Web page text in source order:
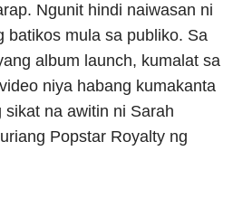
Ngunit hindi naiwasan ni
batikos mula sa publiko. Sa
album launch, kumalat sa
niya habang kumakanta
na awitin ni Sarah
Popstar Royalty ng